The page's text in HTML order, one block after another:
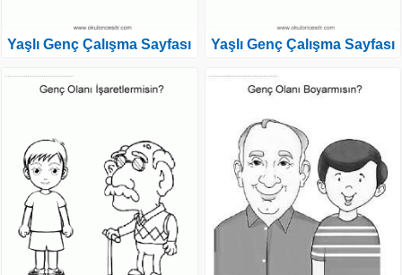
Yaşlı Genç Çalışma Sayfası Yaşlı Genç Çalışma Sayfası